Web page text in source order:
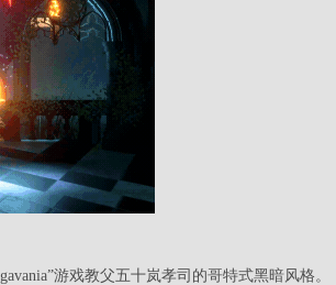
游戏教父五十岚孝司的哥特式黑暗风格。